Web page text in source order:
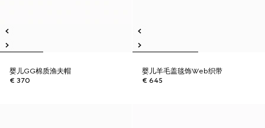
婴儿GG棉质渔夫帽
€ 370
婴儿羊毛盖毯饰Web织带
€ 645